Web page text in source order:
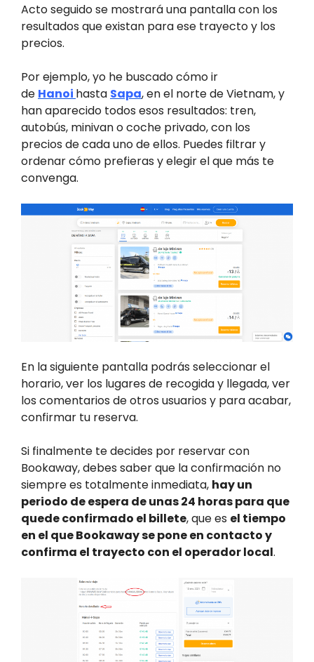
Acto seguido se mostrará una pantalla con los
resultados que existan para ese trayecto y los
precios.
Por ejemplo, yo he buscado cómo ir
de Hanoi hasta Sapa, en el norte de Vietnam, y
han aparecido todos esos resultados: tren,
autobús, minivan o coche privado, con los
precios de cada uno de ellos. Puedes filtrar y
ordenar cómo prefieras y elegir el que más te
convenga.
En la siguiente pantalla podrás seleccionar el
horario, ver los lugares de recogida y llegada, ver
los comentarios de otros usuarios y para acabar,
confirmar tu reserva.
Si finalmente te decides por reservar con
Bookaway, debes saber que la confirmación no
siempre es totalmente inmediata, hay un
periodo de espera de unas 24 horas para que
quede confirmado el billete, que es el tiempo
en el que Bookaway se pone en contacto y
confirma el trayecto con el operador local.